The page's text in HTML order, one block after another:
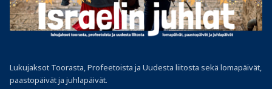
Lukujaksot Toorasta, Profeetoista ja Uudesta liitosta sekä lomapäivät,
paastopäivät ja juhlapäivät.